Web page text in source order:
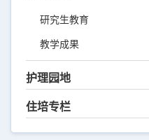
研究生教育
教学成果
护理园地
住培专栏